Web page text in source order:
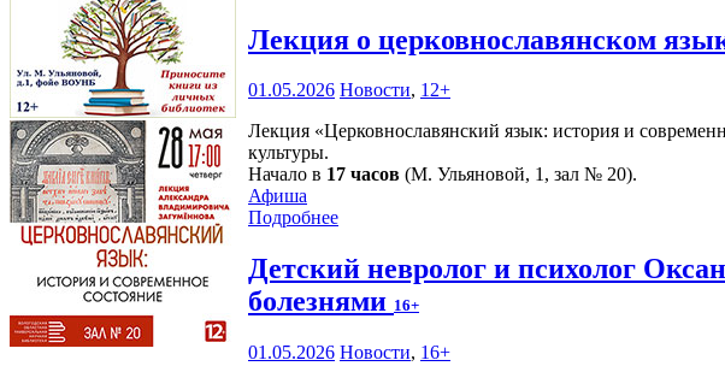
Лекция о церковнославянском
01.05.2026 Новости, 12+
Лекция «Церковнославянский язык: история и
культуры.
Начало в 17 часов (М. Ульяновой, 1, зал № 20).
Афиша
Подробнее
Детский невролог и психолог
болезнями 16+
01.05.2026 Новости, 16+